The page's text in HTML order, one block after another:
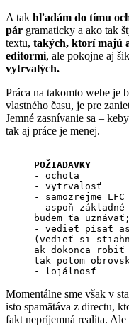
A tak hľadám do tímu
pár gramaticky a ako tak
textu, takých, ktorí majú
editormi, ale pokojne aj
vytrvalých.
Práca na takomto webe je
vlastného času, je pre
Jemné zasnívanie sa –
tak aj práce je menej.
POŽIADAVKY
- ochota
- vytrvalosť
- samozrejme
- aspoň
budem ťa uznávať;
- vedieť písať
(vedieť si
ak dokonca
tak potom
- lojálnosť
Momentálne sme však v
isto spamätáva z directu,
fakt nepríjemná realita. Ale